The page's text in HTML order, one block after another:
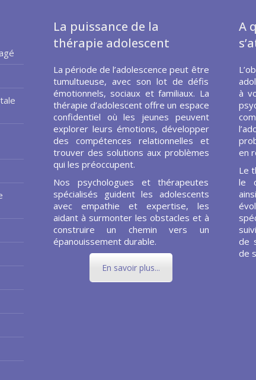
La puissance de la
thérapie adolescent
La période de l’adolescence peut être
tumultueuse, avec son lot de défis
émotionnels, sociaux et familiaux. La
thérapie d’adolescent offre un espace
confidentiel où les jeunes peuvent
explorer leurs émotions, développer
des compétences relationnelles et
trouver des solutions aux problèmes
qui les préoccupent.
Nos psychologues et thérapeutes
spécialisés guident les adolescents
avec empathie et expertise, les
aidant à surmonter les obstacles et à
construire un chemin vers un
épanouissement durable.
En savoir plus...
A
à
en
Le
le
de
de